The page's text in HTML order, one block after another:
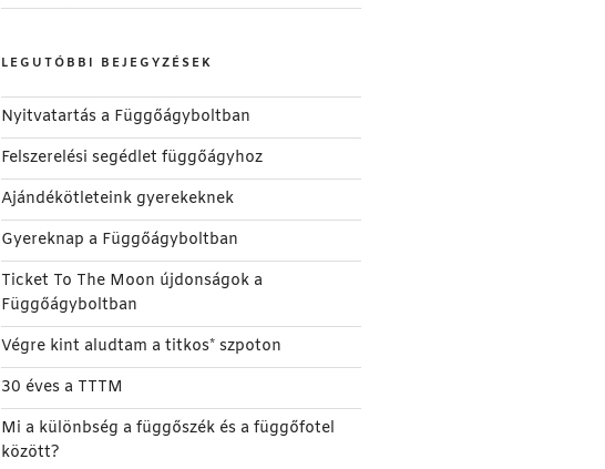
LEGUTÓBBI BEJEGYZÉSEK
Nyitvatartás a Függőágyboltban
Felszerelési segédlet függőágyhoz
Ajándékötleteink gyerekeknek
Gyereknap a Függőágyboltban
Ticket To The Moon újdonságok a
Függőágyboltban
Végre kint aludtam a titkos* szpoton
30 éves a TTTM
Mi a különbség a függőszék és a függőfotel
között?